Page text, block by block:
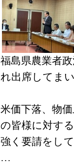
福島県農業者
れ出席してま
米価下落、物
の皆様に対す
強く要請をし
…